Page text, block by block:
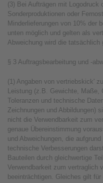
(3) Bei Aufträgen mit Logodruck
Sonderproduktionen oder
Minderlieferungen von 10% der
unten möglich und gelten als
Abweichung wird die tatsächlich
§ 3 Auftragsbearbeitung und -
(1) Angaben von vertriebskick'
Leistung (z.B. Gewichte, Maße,
Toleranzen und technische
Zeichnungen und Abbildungen)
nicht die Verwendbarkeit zum
genaue Übereinstimmung
und Abweichungen, die
technische Verbesserungen
Bauteilen durch gleichwertige
Verwendbarkeit zum vertraglich
beeinträchtigen. Gleiches gilt